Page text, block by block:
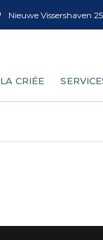
Nieuwe Vissershaven
LA CRIÉE